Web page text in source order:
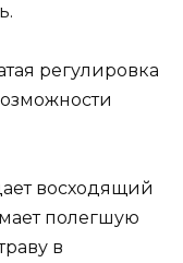
регулировка
восходящий
полегшую
в